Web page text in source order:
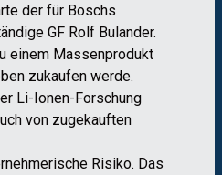
der für Boschs
GF Rolf Bulander.
einem Massenprodukt
zukaufen werde.
Li-Ionen-Forschung
von zugekauften
Risiko. Das